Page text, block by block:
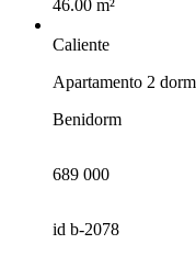
46.00 m²
Caliente
Apartamento 2
Benidorm
689 000
id b-2078